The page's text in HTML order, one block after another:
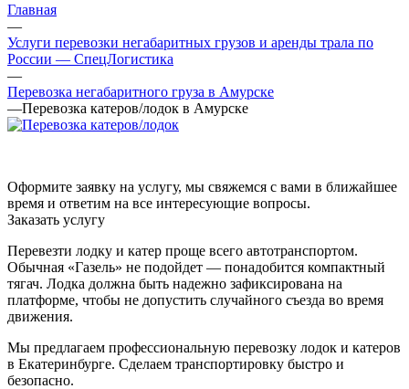
Главная
—
Услуги перевозки негабаритных грузов и аренды трала по
России — СпецЛогистика
—
Перевозка негабаритного груза в Амурске
—Перевозка катеров/лодок в Амурске
Оформите заявку на услугу, мы свяжемся с вами в ближайшее
время и ответим на все интересующие вопросы.
Заказать услугу
Перевезти лодку и катер проще всего автотранспортом.
Обычная «Газель» не подойдет — понадобится компактный
тягач. Лодка должна быть надежно зафиксирована на
платформе, чтобы не допустить случайного съезда во время
движения.
Мы предлагаем профессиональную перевозку лодок и катеров
в Екатеринбурге. Сделаем транспортировку быстро и
безопасно.